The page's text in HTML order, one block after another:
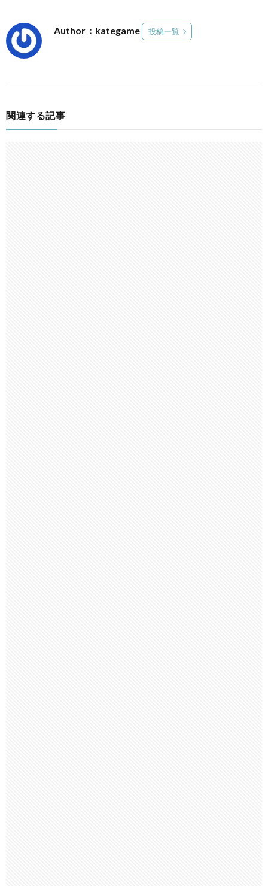
Author：kategame 投稿一覧
関連する記事